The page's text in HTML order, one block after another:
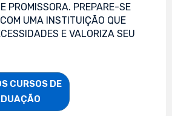
PROMISSORA. PREPARE-SE
UMA INSTITUIÇÃO QUE
E VALORIZA SEU
CURSOS DE
GRADUAÇÃO